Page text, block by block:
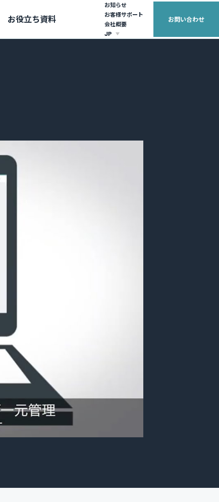
お役立ち資料
お知らせ
お客様サポート
会社概要
JP
お問い合わせ